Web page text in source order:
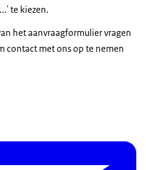
te kiezen.
het aanvraagformulier vragen
contact met ons op te nemen